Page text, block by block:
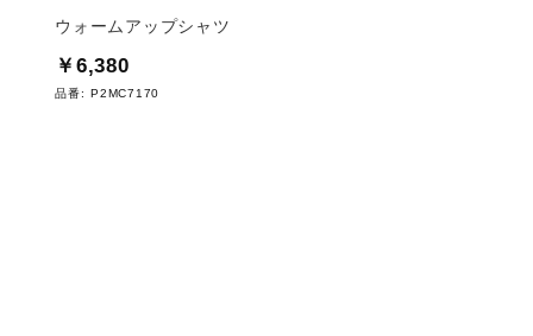
ウォームアップシャツ
￥6,380
品番: P2MC7170